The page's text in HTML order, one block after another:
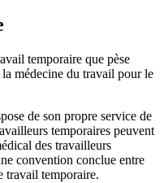
temporaire que pèse
médecine du travail pour le
de son propre service de
temporaires peuvent
des travailleurs
convention conclue entre
travail temporaire.